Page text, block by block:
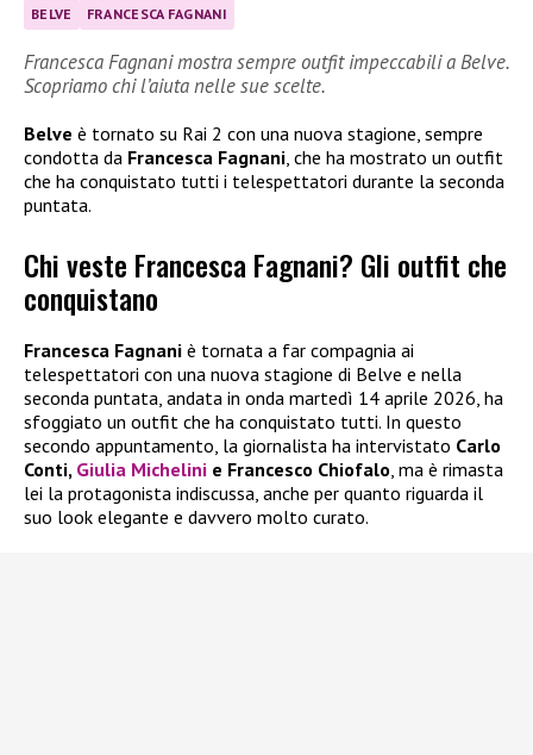
BELVE FRANCESCA FAGNANI
Francesca Fagnani mostra sempre outfit impeccabili a Belve.
Scopriamo chi l’aiuta nelle sue scelte.
Belve è tornato su Rai 2 con una nuova stagione, sempre
condotta da Francesca Fagnani, che ha mostrato un outfit
che ha conquistato tutti i telespettatori durante la seconda
puntata.
Chi veste Francesca Fagnani? Gli outfit che
conquistano
Francesca Fagnani è tornata a far compagnia ai
telespettatori con una nuova stagione di Belve e nella
seconda puntata, andata in onda martedì 14 aprile 2026, ha
sfoggiato un outfit che ha conquistato tutti. In questo
secondo appuntamento, la giornalista ha intervistato Carlo
Conti, Giulia Michelini e Francesco Chiofalo, ma è rimasta
lei la protagonista indiscussa, anche per quanto riguarda il
suo look elegante e davvero molto curato.